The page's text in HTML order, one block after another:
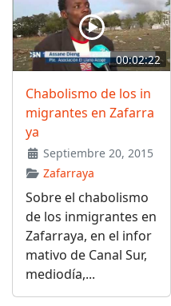
00:02:22
Chabolismo de los in
migrantes en Zafarra
ya
Septiembre 20, 2015
Zafarraya
Sobre el chabolismo
de los inmigrantes en
Zafarraya, en el infor
mativo de Canal Sur,
mediodía,...